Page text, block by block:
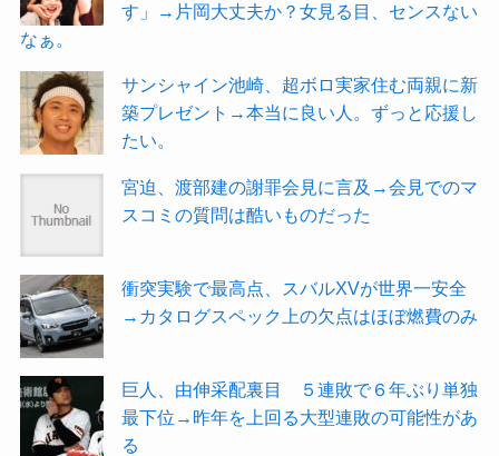
す」→片岡大丈夫か？女見る目、センスない
なぁ。
サンシャイン池崎、超ボロ実家住む両親に新
築プレゼント→本当に良い人。ずっと応援し
たい。
宮迫、渡部建の謝罪会見に言及→会見でのマ
スコミの質問は酷いものだった
衝突実験で最高点、スバルXVが世界一安全
→カタログスペック上の欠点はほぼ燃費のみ
巨人、由伸采配裏目 ５連敗で６年ぶり単独
最下位→昨年を上回る大型連敗の可能性があ
る